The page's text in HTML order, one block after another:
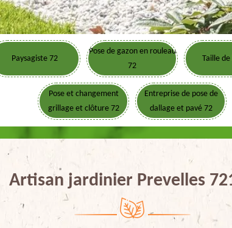
Paysagiste 72
Pose de gazon en rouleau
72
Taille
Pose et changement
grillage et clôture 72
Entreprise de pose de
dallage et pavé 72
Artisan jardinier Prevelles